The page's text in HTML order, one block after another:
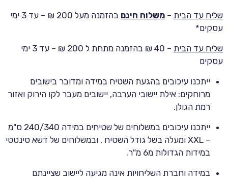
שליח עד הבית – משלוח חינם
בהזמנה מעל 200 ₪ – עד 3 ימי
עסקים*
שליח עד הבית
– 40 ₪ בהזמנה מתחת ל 200 ₪ – עד 3 ימי
עסקים
ייתכנו עיכובים בהגעת השטיח במידה ומדובר בישובים
מרוחקים: אילת יישובי הערבה, יישובים מעבר לקו הירוק ואזור
רמת הגולן.
ייתכנו עיכובים במשלוחים של שטיחים במידה 240/340 ס"מ
– XXL ומעלה בשל גודל השטיח , ובמשלוחים של דשא סינטטי
במידות הגדולות מ6 מ"ר.
במידה וחברת השליחויות אינה מגיעה ליישוב שציינתם